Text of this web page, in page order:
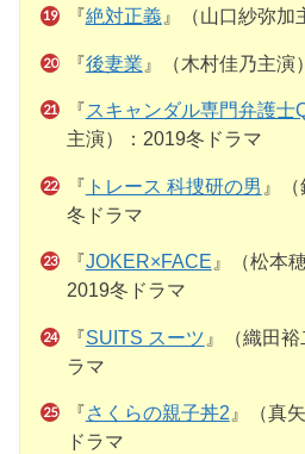
『絶対正義』（山口紗弥加
『後妻業 』（木村佳乃主演
『スキャンダル専門弁護士
主演）：2019冬ドラマ
『 トレース 科捜研の男 』
冬ドラマ
『JOKER×FACE 』（松本
2019冬ドラマ
『SUITS スーツ 』（織田
ラマ
『さくらの親子丼2 』（真
ドラマ